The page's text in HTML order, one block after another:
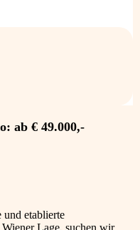
ab € 49.000,-
und etablierte